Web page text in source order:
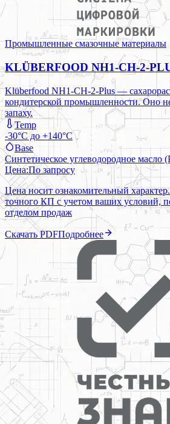
Промышленные смазочные материалы
KLÜBERFOOD NH1-CH-2-
Klüberfood NH1-CH-2-Plus —
кондитерской промышленности. Оно
запаху.
Temp
-30°C до +140°C
Base
Синтетическое углеводородное масло
Цена:По запросу
Цена носит ознакомительный
точного КП с учетом ваших условий,
отделом продаж
Скачать PDFПодробнее